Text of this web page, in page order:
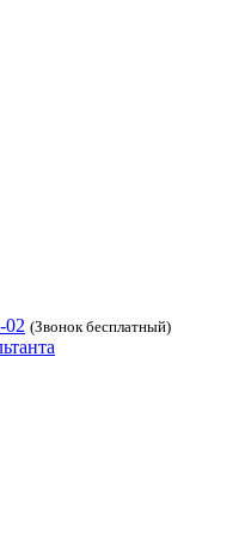
02 (Звонок бесплатный)